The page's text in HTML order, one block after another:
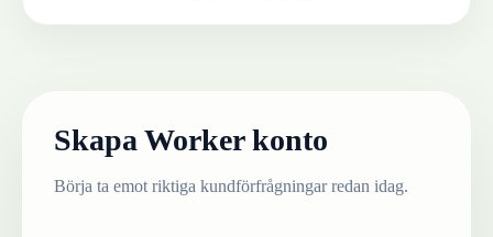
Skapa Worker konto
Börja ta emot riktiga kundförfrågningar redan idag.